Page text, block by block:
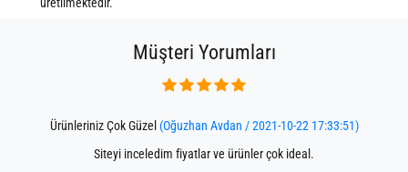
üretilmektedir.
Müşteri Yorumları
Ürünleriniz Çok Güzel (Oğuzhan Avdan / 2021-10-22 17:33:51)
Siteyi inceledim fiyatlar ve ürünler çok ideal.